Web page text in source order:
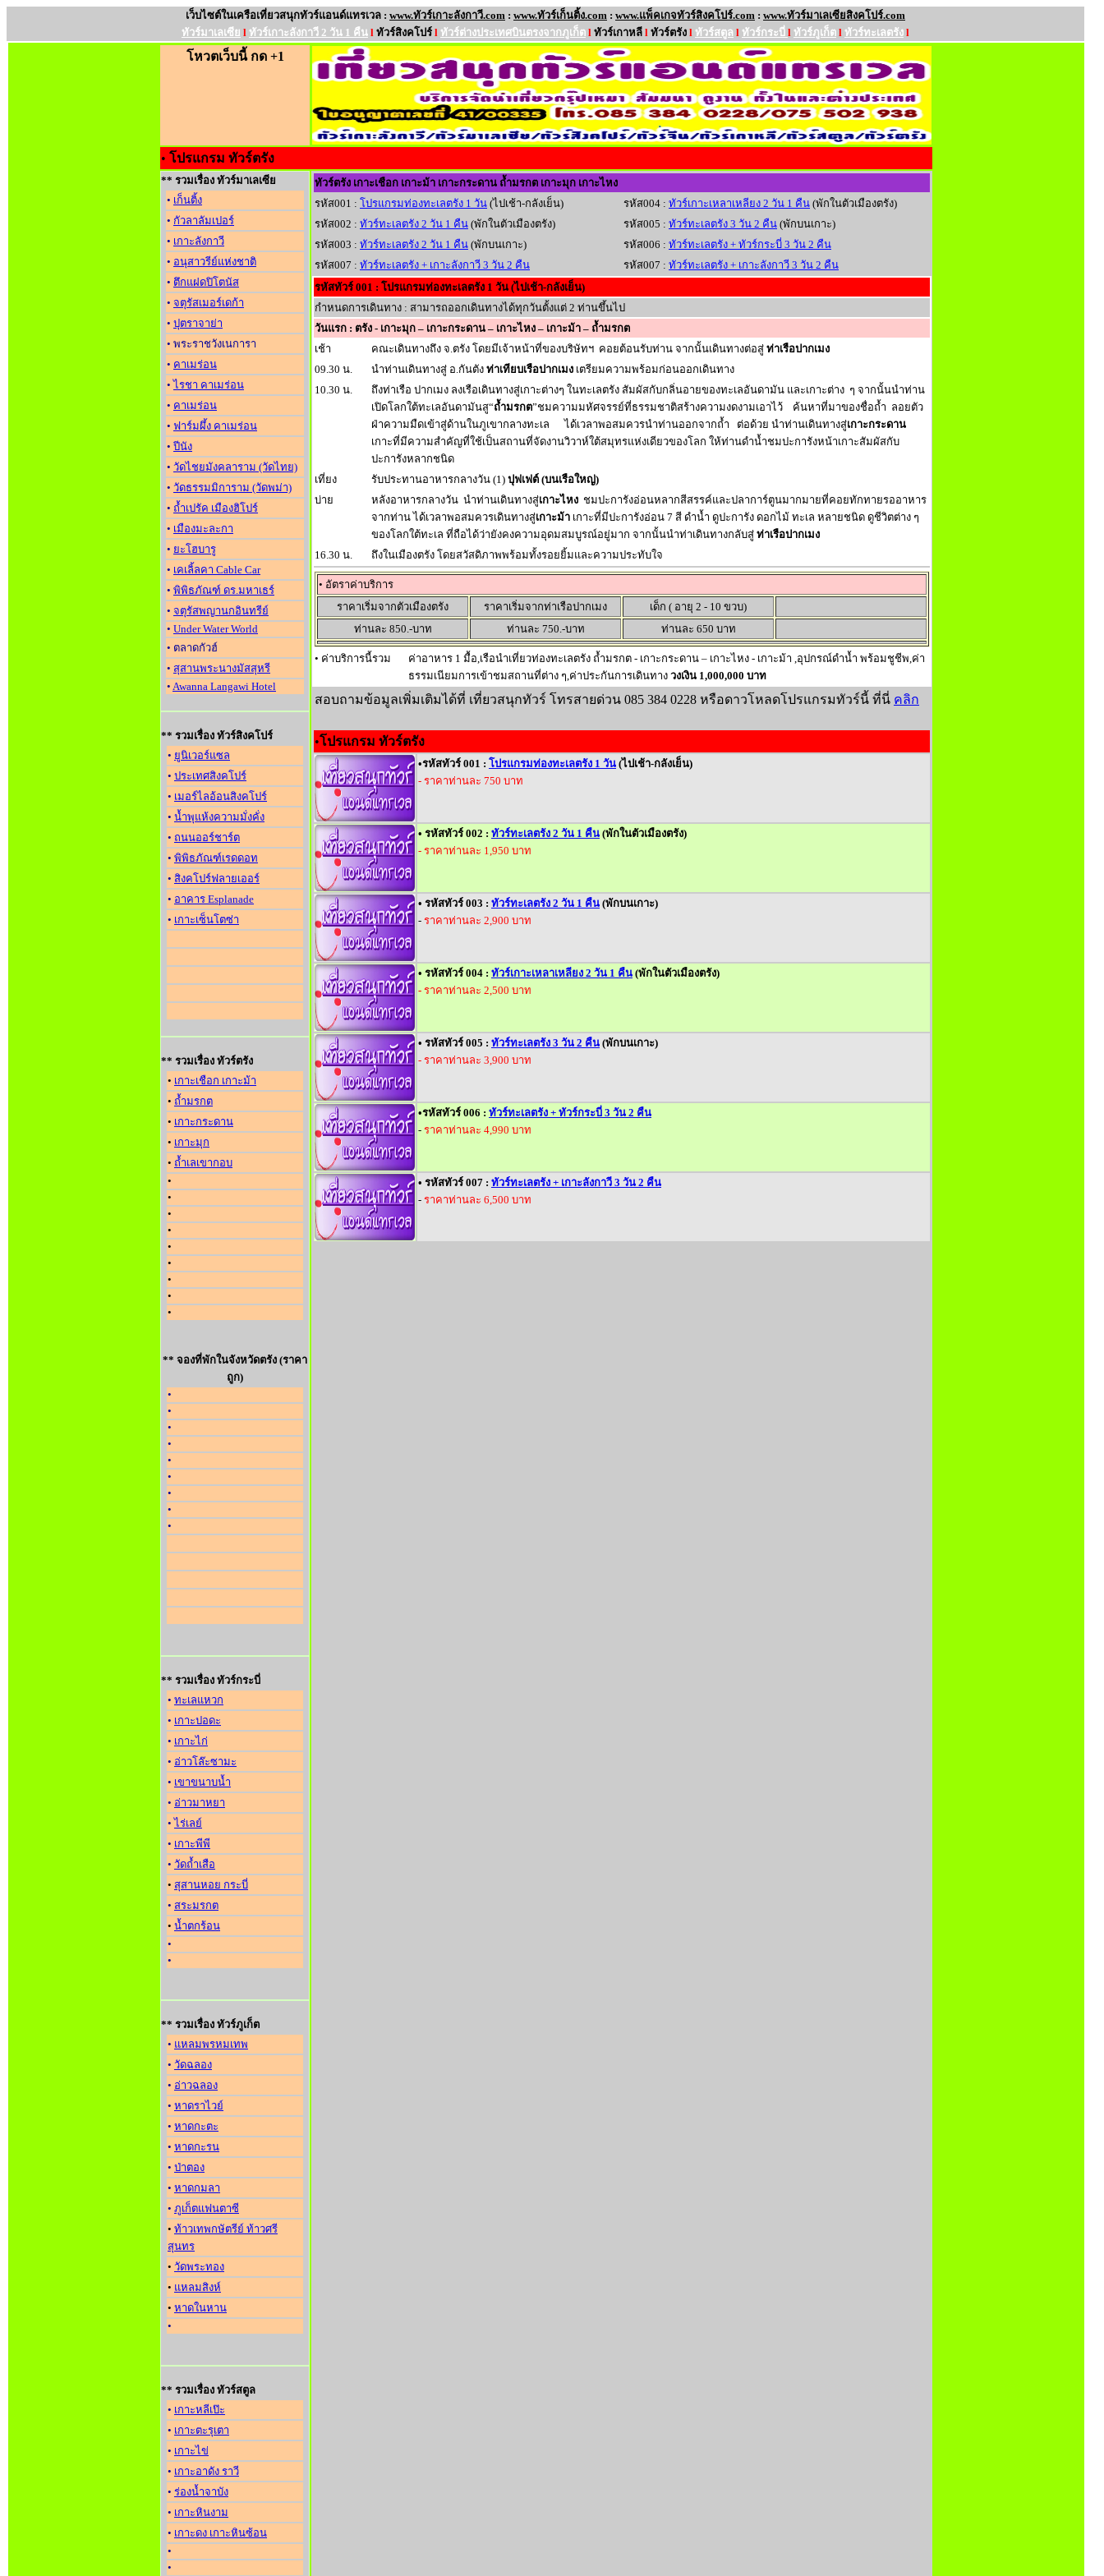
เว็บไซต์ในเครือเที่ยวสนุกทัวร์แอนด์แทรเวล : www.ทัวร์เกาะลังกาวี.com : www.ทัวร์เก็นติ้ง.com : www.แพ็คเกจทัวร์สิงคโปร์.com : www.ทัวร์มาเลเซียสิงคโปร์.com
ทัวร์มาเลเซีย l ทัวร์เกาะลังกาวี 2 วัน 1 คืน l ทัวร์สิงคโปร์ l ทัวร์ต่างประเทศบินตรงจากภูเก็ต l ทัวร์เกาหลี l ทัวร์ตรัง l ทัวร์สตูล l ทัวร์กระบี่ l ทัวร์ภูเก็ต l ทัวร์ทะเลตรัง l
โหวตเว็บนี้ กด +1
• โปรแกรม ทัวร์ตรัง
** รวมเรื่อง ทัวร์มาเลเซีย
• เก็นติ้ง
• กัวลาลัมเปอร์
• เกาะลังกาวี
• อนุสาวรีย์แห่งชาติ
• ตึกแฝดปิโตนัส
• จตุรัสเมอร์เดก้า
• ปุตราจาย่า
• พระราชวังเนการา
• คาเมร่อน
•ไรชา คาเมร่อน
• คาเมร่อน
• ฟาร์มผึ้ง คาเมร่อน
• ปีนัง
• วัดไชยมังคลาราม (วัดไทย)
• วัดธรรมมิการาม (วัดพม่า)
• ถ้ำเปรัค เมืองฮิโปร์
• เมืองมะละกา
• ยะโฮบารู
• เคเลิ้ลคา Cable Car
• พิพิธภัณฑ์ ดร.มหาเธร์
• จตุรัสพญานกอินทรีย์
• Under Water World
• ตลาดกัวฮ์
• สุสานพระนางมัสสุหรี
• Awanna Langawi Hotel
** รวมเรื่อง ทัวร์สิงคโปร์
• ยูนิเวอร์แซล
• ประเทศสิงคโปร์
• เมอร์ไลอ้อนสิงคโปร์
• น้ำพุแห้งความมั่งคั่ง
• ถนนออร์ชาร์ต
• พิพิธภัณฑ์เรดดอท
• สิงคโปร์ฟลายเออร์
• อาคาร Esplanade
• เกาะเซ็นโตซ่า
** รวมเรื่อง ทัวร์ตรัง
• เกาะเชือก เกาะม้า
• ถ้ำมรกต
• เกาะกระดาน
• เกาะมุก
• ถ้ำเลเขากอบ
•
•
•
•
•
•
•
•
•
** จองที่พักในจังหวัดตรัง (ราคา
ถูก)
•
•
•
•
•
•
•
•
•
** รวมเรื่อง ทัวร์กระบี่
• ทะเลแหวก
• เกาะปอดะ
• เกาะไก่
• อ่าวโล๊ะซามะ
• เขาขนาบน้ำ
• อ่าวมาหยา
• ไร่เลย์
• เกาะพีพี
• วัดถ้ำเสือ
• สุสานหอย กระบี่
• สระมรกต
• น้ำตกร้อน
•
•
** รวมเรื่อง ทัวร์ภูเก็ต
• แหลมพรหมเทพ
• วัดฉลอง
• อ่าวฉลอง
• หาดราไวย์
• หาดกะตะ
• หาดกะรน
• ป่าตอง
• หาดกมลา
• ภูเก็ตแฟนตาซี
• ท้าวเทพกษัตรีย์ ท้าวศรี
สุนทร
• วัดพระทอง
• แหลมสิงห์
• หาดในหาน
•
** รวมเรื่อง ทัวร์สตูล
• เกาะหลีเป๊ะ
• เกาะตะรุเตา
• เกาะไข่
• เกาะอาดัง ราวี
• ร่องน้ำจาบัง
• เกาะหินงาม
• เกาะดง เกาะหินซ้อน
•
•
ทัวร์ตรัง เกาะเชือก เกาะม้า เกาะกระดาน ถ้ำมรกต เกาะมุก เกาะไหง
รหัส001 : โปรแกรมท่องทะเลตรัง 1 วัน (ไปเช้า-กลังเย็น) รหัส004 : ทัวร์เกาะเหลาเหลียง 2 วัน 1 คืน (พักในตัวเมืองตรัง)
รหัส002 : ทัวร์ทะเลตรัง 2 วัน 1 คืน (พักในตัวเมืองตรัง) รหัส005 : ทัวร์ทะเลตรัง 3 วัน 2 คืน (พักบนเกาะ)
รหัส003 : ทัวร์ทะเลตรัง 2 วัน 1 คืน (พักบนเกาะ) รหัส006 : ทัวร์ทะเลตรัง + ทัวร์กระบี่ 3 วัน 2 คืน
รหัส007 : ทัวร์ทะเลตรัง + เกาะลังกาวี 3 วัน 2 คืน รหัส007 : ทัวร์ทะเลตรัง + เกาะลังกาวี 3 วัน 2 คืน
รหัสทัวร์ 001 : โปรแกรมท่องทะเลตรัง 1 วัน (ไปเช้า-กลังเย็น)
กำหนดการเดินทาง : สามารถออกเดินทางได้ทุกวันตั้งแต่ 2 ท่านขึ้นไป
วันแรก : ตรัง - เกาะมุก – เกาะกระดาน – เกาะไหง – เกาะม้า – ถ้ำมรกต
เช้า
คณะเดินทางถึง จ.ตรัง โดยมีเจ้าหน้าที่ของบริษัทฯ คอยต้อนรับท่าน จากนั้นเดินทางต่อสู่ ท่าเรือปากเมง
09.30 น.
นำท่านเดินทางสู่ อ.กันตัง ท่าเทียบเรือปากเมง เตรียมความพร้อมก่อนออกเดินทาง
10.30 น.
ถึงท่าเรือ ปากเมง ลงเรือเดินทางสู่เกาะต่างๆ ในทะเลตรัง สัมผัสกับกลิ่นอายของทะเลอันดามัน และเกาะต่าง ๆ จากนั้นนำท่าน
เปิดโลกใต้ทะเลอันดามันสู“ถ้ำมรกต”ชมความมหัศจรรย์ที่ธรรมชาติสร้างความงดงามเอาไว้ ค้นหาที่มาของชื่อถ้ำ ลอยตัว
ฝ่าความมืดเข้าสู่ด้านในภูเขากลางทะเล ได้เวลาพอสมควรนำท่านออกจากถ้ำ ต่อด้วย นำท่านเดินทางสู่เกาะกระดาน
เกาะที่มีความสำคัญที่ใช้เป็นสถานที่จัดงานวิวาห์ใต้สมุทรแห่งเดียวของโลก ให้ท่านดำน้ำชมปะการังหน้าเกาะสัมผัสกับ
ปะการังหลากชนิด
เที่ยง
รับประทานอาหารกลางวัน (1) ปุฟเฟต์ (บนเรือใหญ่)
บ่าย
หลังอาหารกลางวัน นำท่านเดินทางสู่เกาะไหง ชมปะการังอ่อนหลากสีสรรค์และปลาการ์ตูนมากมายที่คอยทักทายรออาหาร
จากท่าน ได้เวลาพอสมควรเดินทางสู่เกาะม้า เกาะที่มีปะการังอ่อน 7 สี ดำน้ำ ดูปะการัง ดอกไม้ ทะเล หลายชนิด ดูชีวิตต่าง ๆ
ของโลกใต้ทะเล ที่ถือได้ว่ายังคงความอุดมสมบูรณ์อยู่มาก จากนั้นนำท่าเดินทางกลับสู่ ท่าเรือปากเมง
16.30 น.
ถึงในเมืองตรัง โดยสวัสดิภาพพร้อมทั้งรอยยิ้มและความประทับใจ
• อัตราค่าบริการ
ราคาเริ่มจากตัวเมืองตรัง
ราคาเริ่มจากท่าเรือปากเมง
เด็ก ( อายุ 2 - 10 ขวบ)
ท่านละ 850.-บาท
ท่านละ 750.-บาท ท่านละ 650 บาท
• ค่าบริการนี้รวม
ค่าอาหาร 1 มื้อ,เรือนำเที่ยวท่องทะเลตรัง ถ้ำมรกต - เกาะกระดาน – เกาะไหง - เกาะม้า ,อุปกรณ์ดำน้ำ พร้อมชูชีพ,ค่า
ธรรมเนียมการเข้าชมสถานที่ต่าง ๆ,ค่าประกันการเดินทาง วงเงิน 1,000,000 บาท
สอบถามข้อมูลเพิ่มเติมได้ที่ เที่ยวสนุกทัวร์ โทรสายด่วน 085 384 0228 หรือดาวโหลดโปรแกรมทัวร์นี้ ที่นี่ คลิก
•โปรแกรม ทัวร์ตรัง
•รหัสทัวร์ 001 : โปรแกรมท่องทะเลตรัง 1 วัน (ไปเช้า-กลังเย็น)
- ราคาท่านละ 750 บาท
• รหัสทัวร์ 002 : ทัวร์ทะเลตรัง 2 วัน 1 คืน (พักในตัวเมืองตรัง)
- ราคาท่านละ 1,950 บาท
• รหัสทัวร์ 003 : ทัวร์ทะเลตรัง 2 วัน 1 คืน (พักบนเกาะ)
- ราคาท่านละ 2,900 บาท
• รหัสทัวร์ 004 : ทัวร์เกาะเหลาเหลียง 2 วัน 1 คืน (พักในตัวเมืองตรัง)
- ราคาท่านละ 2,500 บาท
• รหัสทัวร์ 005 : ทัวร์ทะเลตรัง 3 วัน 2 คืน (พักบนเกาะ)
- ราคาท่านละ 3,900 บาท
•รหัสทัวร์ 006 : ทัวร์ทะเลตรัง + ทัวร์กระบี่ 3 วัน 2 คืน
- ราคาท่านละ 4,990 บาท
• รหัสทัวร์ 007 : ทัวร์ทะเลตรัง + เกาะลังกาวี 3 วัน 2 คืน
- ราคาท่านละ 6,500 บาท